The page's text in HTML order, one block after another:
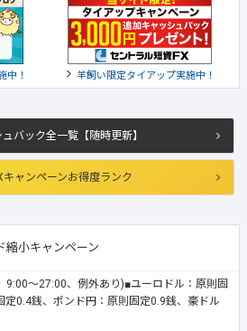
ュバック全一覧【随時更新】
キャンペーンお得度ランク
縮小キャンペーン
9:00～27:00、例外あり)■ユーロドル：原則固
定0.4銭、ポンド円：原則固定0.9銭、豪ドル
中！ 羊飼い限定タイアップ実施中！